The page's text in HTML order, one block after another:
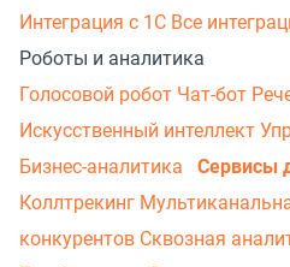
Интеграция с 1С Все
Роботы и аналитика
Голосовой робот Чат-бот
Искусственный интеллект
Бизнес-аналитика
Сервисы
Коллтрекинг
конкурентов Сквозная